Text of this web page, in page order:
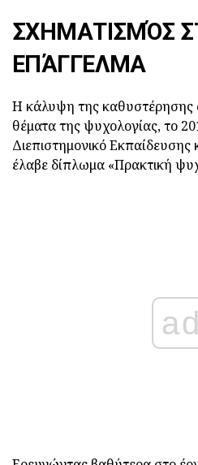
ΣΧΗΜΑΤΙΣΜΌΣ
ΕΠΆΓΓΕΛΜΑ
Η κάλυψη της καθυστέρησης
θέματα της ψυχολογίας, το
Διεπιστημονικό
έλαβε δίπλωμα «Πρακτική
ad